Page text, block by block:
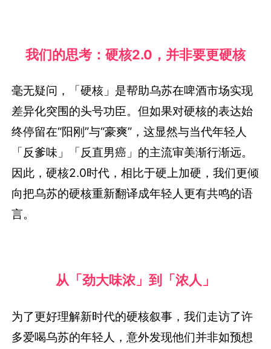
我们的思考：硬核2.0，并非要更硬核
毫无疑问，「硬核」是帮助乌苏在啤酒市场实现
差异化突围的头号功臣。但如果对硬核的表达始
终停留在“阳刚”与“豪爽”，这显然与当代年轻人
「反爹味」「反直男癌」的主流审美渐行渐远。
因此，硬核2.0时代，相比于硬上加硬，我们更倾
向把乌苏的硬核重新翻译成年轻人更有共鸣的语
言。
从「劲大味浓」到「浓人」
为了更好理解新时代的硬核叙事，我们走访了许
多爱喝乌苏的年轻人，意外发现他们并非如预想